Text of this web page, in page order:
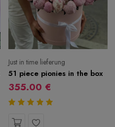
Just in time lieferung
51 piece pionies in the box
355.00 €